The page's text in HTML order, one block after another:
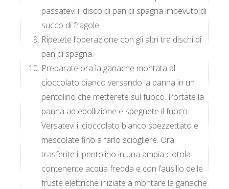
passatevi il disco di pan di spagna imbevuto di
succo di fragole.
Ripetete l’operazione con gli altri tre dischi di
pan di spagna.
Preparate ora la ganache montata al
cioccolato bianco versando la panna in un
pentolino che metterete sul fuoco. Portate la
panna ad ebollizione e spegnete il fuoco.
Versatevi il cioccolato bianco spezzettato e
mescolate fino a farlo sciogliere. Ora
trasferite il pentolino in una ampia ciotola
contenente acqua fredda e con l’ausilio delle
fruste elettriche iniziate a montare la ganache